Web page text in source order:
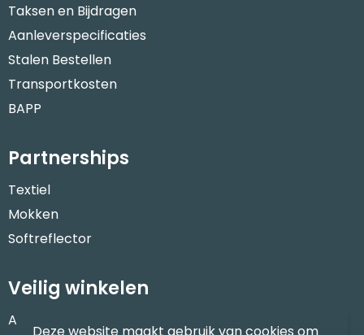
Taksen en Bijdragen
Aanleverspecificaties
Stalen Bestellen
Transportkosten
BAPP
Partnerships
Textiel
Mokken
Softreflector
Veilig winkelen
Algemene voorwaarden